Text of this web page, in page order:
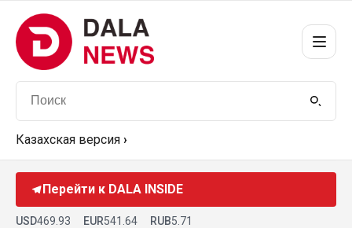
Казахская версия ›
Перейти к DALA INSIDE
USD469.93 EUR541.64 RUB5.71